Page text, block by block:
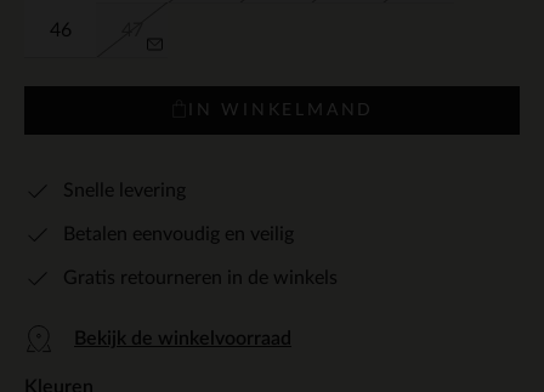
46
IN WINKELMAND
Snelle levering
Betalen eenvoudig en veilig
Gratis retourneren in de winkels
Bekijk de winkelvoorraad
Kleuren